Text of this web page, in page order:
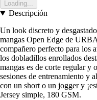
Loading...
Descripción
Un look discreto y
mangas Open Edge de
compañero perfecto para los
los dobladillos enrollados
mangas es de corte regular y
sesiones de entrenamiento y
con un short o un jogger y
Jersey simple, 180 GSM.